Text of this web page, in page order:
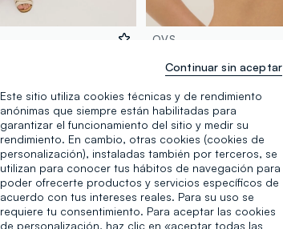
OVS
€ 19,95-50%€ 9,97
Este sitio utiliza cookies técnicas y de rendimiento
anónimas que siempre están habilitadas para
garantizar el funcionamiento del sitio y medir su
rendimiento. En cambio, otras cookies (cookies de
personalización), instaladas también por terceros, se
utilizan para conocer tus hábitos de navegación para
poder ofrecerte productos y servicios específicos de
acuerdo con tus intereses reales. Para su uso se
requiere tu consentimiento. Para aceptar las cookies
de personalización, haz clic en «aceptar todas las
Continuar sin aceptar